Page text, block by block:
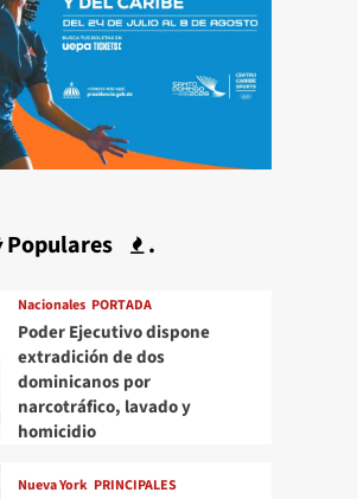
Populares .
Nacionales PORTADA
Poder Ejecutivo dispone
extradición de dos
dominicanos por
narcotráfico, lavado y
homicidio
Nueva York PRINCIPALES